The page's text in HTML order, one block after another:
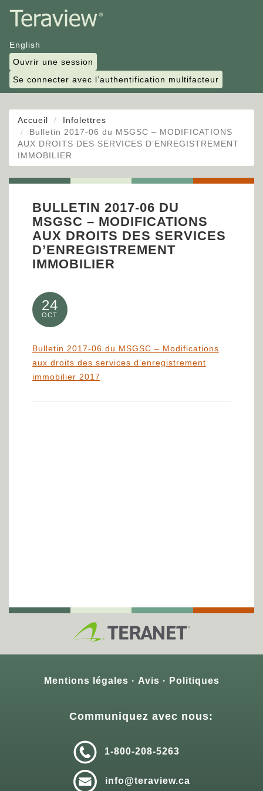
English
Ouvrir une session
Se connecter avec l’authentification multifacteur
Accueil
Infolettres
Bulletin 2017-06 du MSGSC – MODIFICATIONS
AUX DROITS DES SERVICES D’ENREGISTREMENT
IMMOBILIER
BULLETIN 2017-06 DU
MSGSC – MODIFICATIONS
AUX DROITS DES SERVICES
D’ENREGISTREMENT
IMMOBILIER
24
OCT
Bulletin 2017-06 du MSGSC – Modifications
aux droits des services d’enregistrement
immobilier 2017
Mentions légales Avis Politiques
Communiquez avec nous:
1-800-208-5263
info@teraview.ca